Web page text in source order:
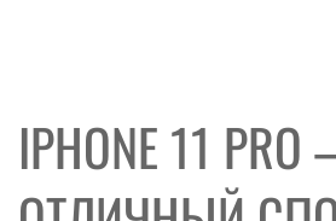
IPHONE 11 PRO